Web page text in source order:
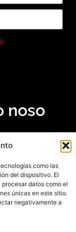
como las
del dispositivo. El
datos como el
únicas en este sitio.
negativamente a
noso
e
agora e
toda a